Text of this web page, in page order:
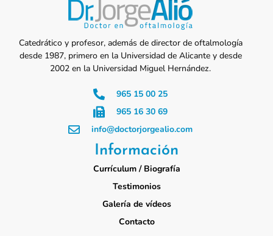
Catedrático y profesor, además de director de oftalmología
desde 1987, primero en la Universidad de Alicante y desde
2002 en la Universidad Miguel Hernández.
965 15 00 25
965 16 30 69
info@doctorjorgealio.com
Información
Currículum / Biografía
Testimonios
Galería de vídeos
Contacto